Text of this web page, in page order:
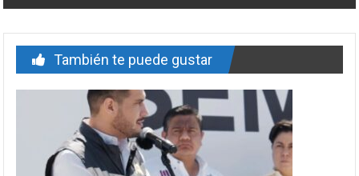
También te puede gustar